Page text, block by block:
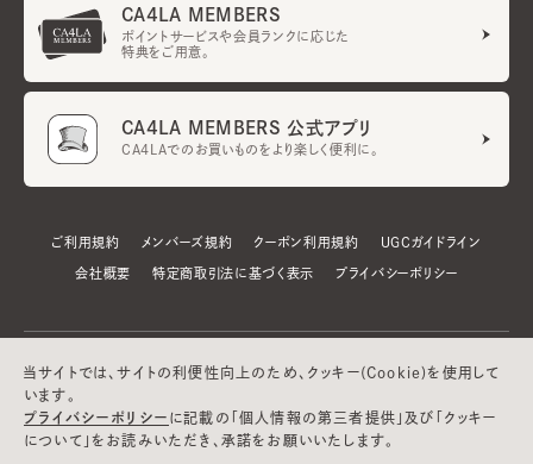
CA4LA MEMBERS
ポイントサービスや会員ランクに応じた
特典をご用意。
CA4LA MEMBERS 公式アプリ
CA4LAでのお買いものをより楽しく便利に。
ご利用規約 メンバーズ規約 クーポン利用規約 UGCガイドライン
会社概要 特定商取引法に基づく表示 プライバシーポリシー
当サイトでは、サイトの利便性向上のため、クッキー(Cookie)を使用して
います。
プライバシーポリシー に記載の「個人情報の第三者提供」及び「クッキー
について」をお読みいただき、承諾をお願いいたします。